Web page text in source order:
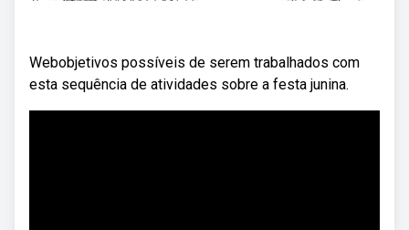
Webobjetivos possíveis de serem trabalhados com
esta sequência de atividades sobre a festa junina.